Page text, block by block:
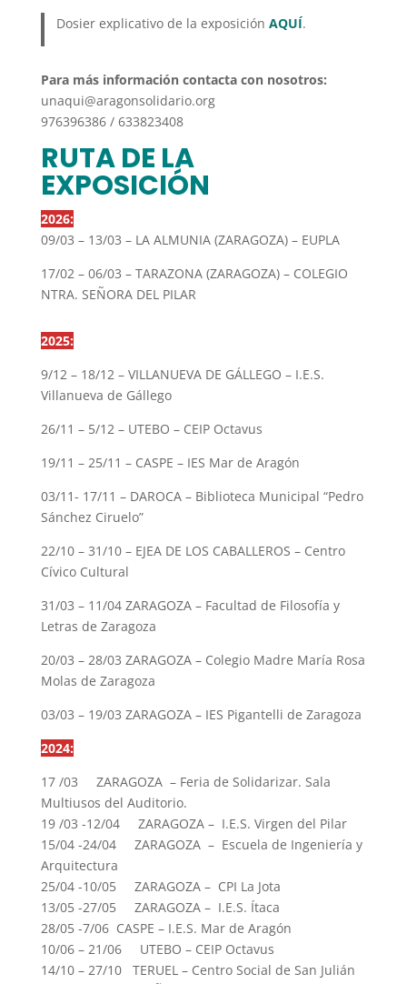
Dosier explicativo de la exposiciónAQUÍ.
Para más información contacta con nosotros:
unaqui@aragonsolidario.org
976396386 / 633823408
RUTA DE LA
EXPOSICIÓN
2026:
09/03 – 13/03 – LA ALMUNIA (ZARAGOZA) – EUPLA
17/02 – 06/03 – TARAZONA (ZARAGOZA) – COLEGIO
NTRA. SEÑORA DEL PILAR
2025:
9/12 – 18/12 – VILLANUEVA DE GÁLLEGO – I.E.S.
Villanueva de Gállego
26/11 – 5/12 – UTEBO – CEIP Octavus
19/11 – 25/11 – CASPE – IES Mar de Aragón
03/11- 17/11 – DAROCA – Biblioteca Municipal “Pedro
Sánchez Ciruelo”
22/10 – 31/10 – EJEA DE LOS CABALLEROS – Centro
Cívico Cultural
31/03 – 11/04 ZARAGOZA – Facultad de Filosofía y
Letras de Zaragoza
20/03 – 28/03 ZARAGOZA – Colegio Madre María Rosa
Molas de Zaragoza
03/03 – 19/03 ZARAGOZA – IES Pigantelli de Zaragoza
2024:
17 /03 ZARAGOZA – Feria de Solidarizar. Sala
Multiusos del Auditorio.
19 /03 -12/04 ZARAGOZA – I.E.S. Virgen del Pilar
15/04 -24/04 ZARAGOZA – Escuela de Ingeniería y
Arquitectura
25/04 -10/05 ZARAGOZA – CPI La Jota
13/05 -27/05 ZARAGOZA – I.E.S. Ítaca
28/05 -7/06 CASPE – I.E.S. Mar de Aragón
10/06 – 21/06 UTEBO – CEIP Octavus
14/10 – 27/10 TERUEL – Centro Social de San Julián